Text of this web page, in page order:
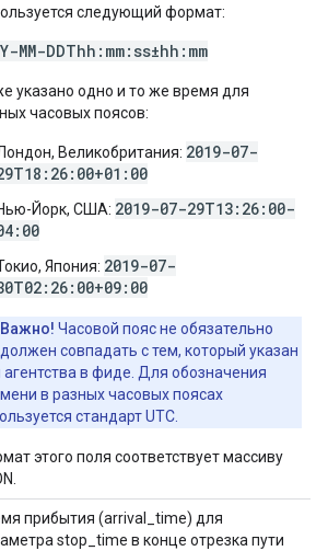
следующий формат:
MM-DDThh:mm:ss±hh:mm
указано одно и то же время для
часовых поясов:
Великобритания: 2019-07-
Йорк, США: 2019-07-29T13:26:00-
Япония: 2019-07-
Важно! Часовой пояс не обязательно
должен совпадать с тем, который указан
агентства в фиде. Для обозначения
в разных часовых поясах
стандарт UTC.
этого поля соответствует массиву
прибытия (arrival_time) для
stop_time в конце отрезка пути